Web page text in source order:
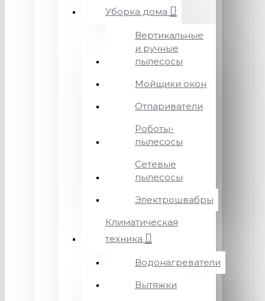
Уборка дома
Вертикальные
и ручные
пылесосы
Мойщики окон
Отпариватели
Роботы-
пылесосы
Сетевые
пылесосы
Электрошвабры
Климатическая
техника
Водонагреватели
Вытяжки